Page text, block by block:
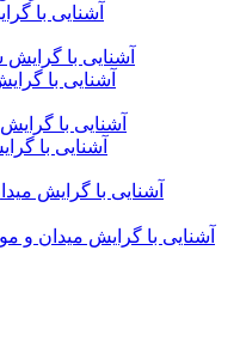
آشنایی با
آشنایی با
آشنایی با
آشنایی با گرایش میدان